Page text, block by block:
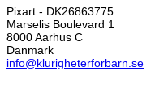
Pixart - DK26863775
Marselis Boulevard 1
8000 Aarhus C
Danmark
info@klurigheterforbarn.se